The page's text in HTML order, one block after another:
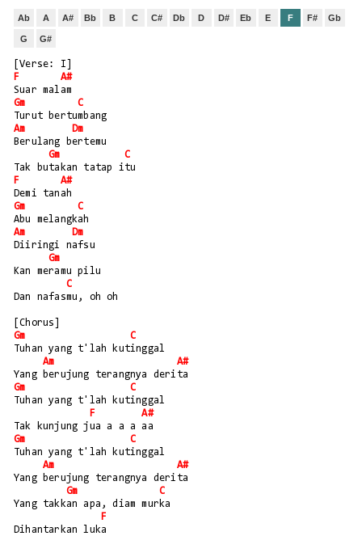
Ab A A# Bb B C C# Db D D# Eb E F F# Gb
G G#
[Verse: I]
F
A#
Suar malam
Gm
C
Turut bertumbang
Am
Dm
Berulang bertemu
Gm
C
Tak butakan tatap itu
F
A#
Demi tanah
Gm
C
Abu melangkah
Am
Dm
Diiringi nafsu
Gm
Kan meramu pilu
C
Dan nafasmu, oh oh
[Chorus]
Gm
C
Tuhan yang t'lah kutinggal
Am
A#
Yang berujung terangnya derita
Gm
C
Tuhan yang t'lah kutinggal
F
A#
Tak kunjung jua a a a aa
Gm
C
Tuhan yang t'lah kutinggal
Am
A#
Yang berujung terangnya derita
Gm
C
Yang takkan apa, diam murka
F
Dihantarkan luka